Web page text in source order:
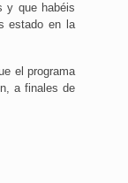
y que habéis
estado en la
el programa
a finales de